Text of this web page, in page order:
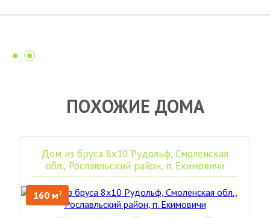
ПОХОЖИЕ ДОМА
Дом из бруса 8х10 Рудольф, Смоленская
обл., Рославльский район, п. Екимовичи
160 м2